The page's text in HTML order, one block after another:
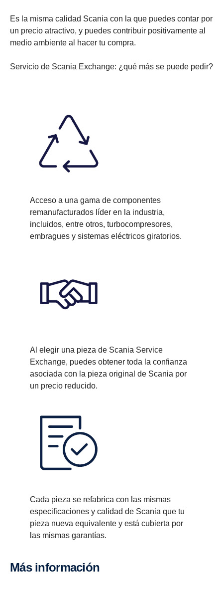
Es la misma calidad Scania con la que puedes contar por
un precio atractivo, y puedes contribuir positivamente al
medio ambiente al hacer tu compra.
Servicio de Scania Exchange: ¿qué más se puede pedir?
Acceso a una gama de componentes
remanufacturados líder en la industria,
incluidos, entre otros, turbocompresores,
embragues y sistemas eléctricos giratorios.
Al elegir una pieza de Scania Service
Exchange, puedes obtener toda la confianza
asociada con la pieza original de Scania por
un precio reducido.
Cada pieza se refabrica con las mismas
especificaciones y calidad de Scania que tu
pieza nueva equivalente y está cubierta por
las mismas garantías.
Más infor­ma­ción